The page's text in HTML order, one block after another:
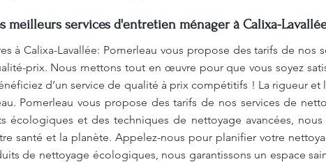
meilleurs services d'entretien ménager à Calixa-
à Calixa-Lavallée: Pomerleau vous propose des tarifs de nos
prix. Nous mettons tout en œuvre pour que vous soyez
d’un service de qualité à prix compétitifs ! La rigueur
Pomerleau vous propose des tarifs de nos services de
écologiques et des techniques de nettoyage avancées,
santé et la planète. Appelez-nous pour planifier votre
de nettoyage écologiques, nous garantissons un espace